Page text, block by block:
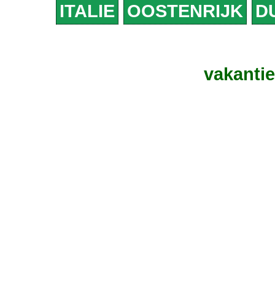
ITALIE
OOSTENRIJK